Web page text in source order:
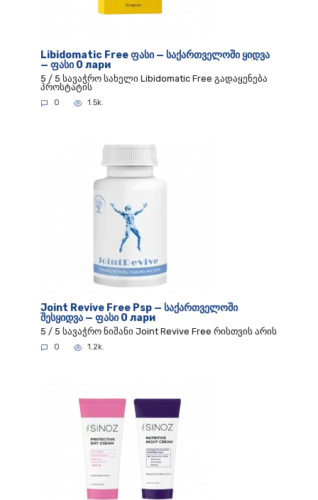
Libidomatic Free ფასი — საქართველოში ყიდვა
— ფასი 0 лари
5 / 5 სავაჭრო სახელი Libidomatic Free გადაყენება
პროსტატის
0 1.5k.
Joint Revive Free Psp — საქართველოში
შესყიდვა — ფასი 0 лари
5 / 5 სავაჭრო ნიშანი Joint Revive Free რისთვის არის
0 1.2k.